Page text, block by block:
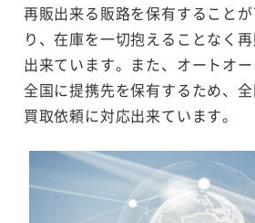
再販出来る販路を保有すること
り、在庫を一切抱えることなく
出来ています。また、オートオ
全国に提携先を保有するため、
買取依頼に対応出来ています。